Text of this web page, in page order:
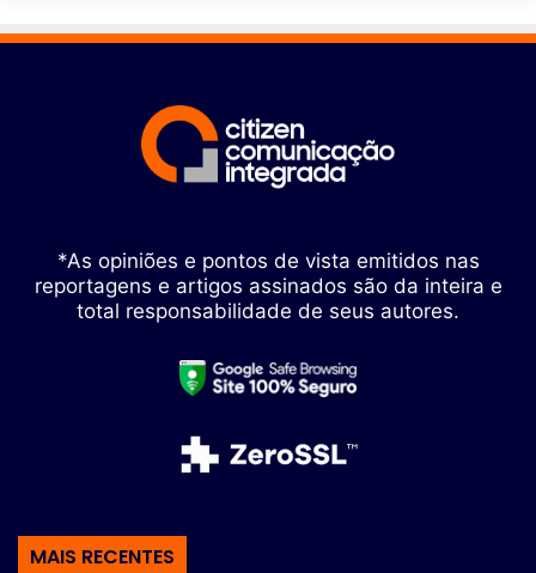
*As opiniões e pontos de vista emitidos nas
reportagens e artigos assinados são da inteira e
total responsabilidade de seus autores.
MAIS RECENTES